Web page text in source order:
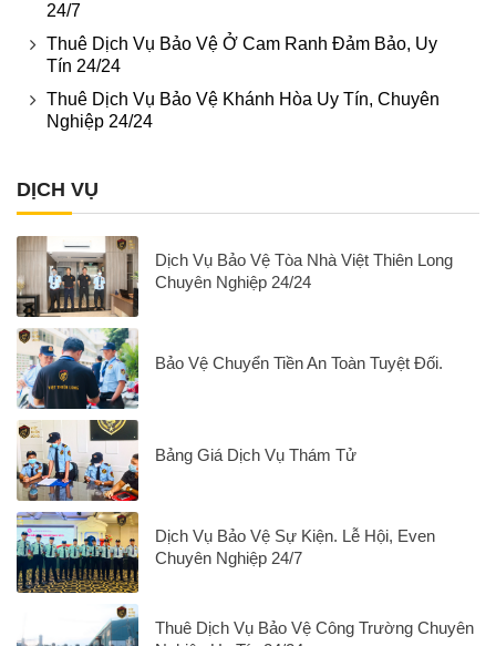
24/7
Thuê Dịch Vụ Bảo Vệ Ở Cam Ranh Đảm Bảo, Uy
Tín 24/24
Thuê Dịch Vụ Bảo Vệ Khánh Hòa Uy Tín, Chuyên
Nghiệp 24/24
DỊCH VỤ
Dịch Vụ Bảo Vệ Tòa Nhà Việt Thiên Long
Chuyên Nghiệp 24/24
Bảo Vệ Chuyển Tiền An Toàn Tuyệt Đối.
Bảng Giá Dịch Vụ Thám Tử
Dịch Vụ Bảo Vệ Sự Kiện. Lễ Hội, Even
Chuyên Nghiệp 24/7
Thuê Dịch Vụ Bảo Vệ Công Trường Chuyên